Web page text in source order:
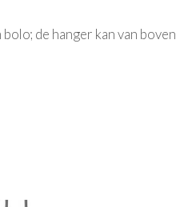
de hanger kan van boven